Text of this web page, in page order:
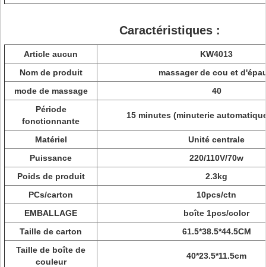
Caractéristiques :
Article aucun
KW4013
Nom de produit
massager de cou et
mode de massage
40
Période
fonctionnante
15 minutes (minuterie
Matériel
Unité centrale
Puissance
220/110V/70w
Poids de produit
2.3kg
PCs/carton
10pcs/ctn
EMBALLAGE
boîte 1pcs/color
Taille de carton
61.5*38.5*44.5CM
Taille de boîte de
couleur
40*23.5*11.5cm